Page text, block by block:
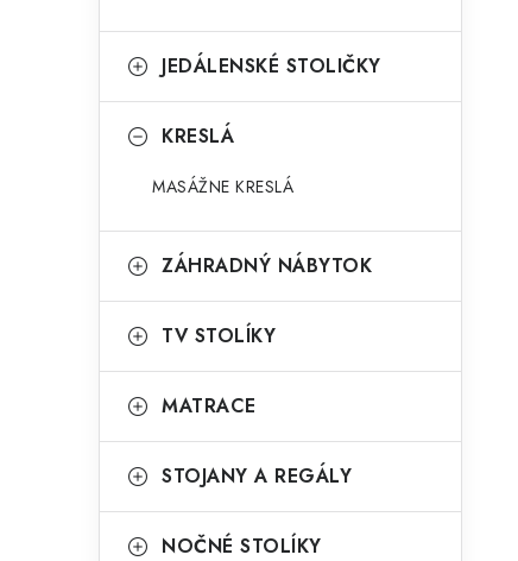
JEDÁLENSKÉ STOLIČKY
KRESLÁ
MASÁŽNE KRESLÁ
ZÁHRADNÝ NÁBYTOK
TV STOLÍKY
MATRACE
STOJANY A REGÁLY
NOČNÉ STOLÍKY